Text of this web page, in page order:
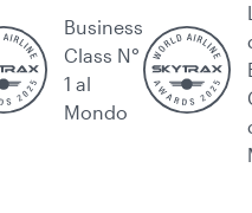
Business
Class N°
1 al
Mondo